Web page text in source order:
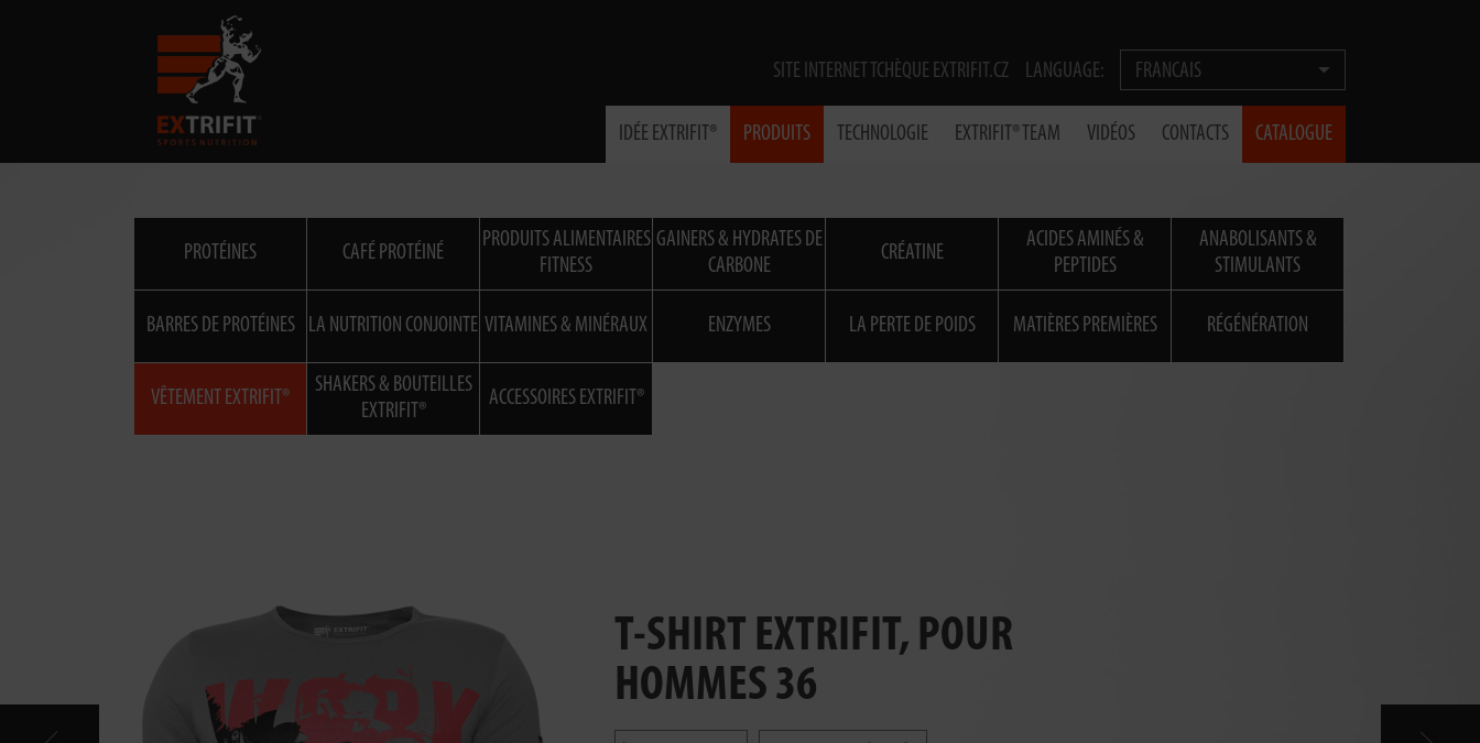
SITE INTERNET TCHÈQUE EXTRIFIT.CZ LANGUAGE: FRANCAIS
IDÉE EXTRIFIT® PRODUITS TECHNOLOGIE EXTRIFIT® TEAM VIDÉOS CONTACTS CATALOGUE
PROTÉINES CAFÉ PROTÉINÉ
PRODUITS ALIMENTAIRES
FITNESS
GAINERS & HYDRATES DE
CARBONE
CRÉATINE
ACIDES AMINÉS &
PEPTIDES
ANABOLISANTS &
STIMULANTS
BARRES DE PROTÉINES LA NUTRITION CONJOINTE VITAMINES & MINÉRAUX ENZYMES LA PERTE DE POIDS MATIÈRES PREMIÈRES RÉGÉNÉRATION
VÊTEMENT EXTRIFIT®
SHAKERS & BOUTEILLES
EXTRIFIT®
ACCESSOIRES EXTRIFIT®
T-SHIRT EXTRIFIT, POUR
HOMMES 36